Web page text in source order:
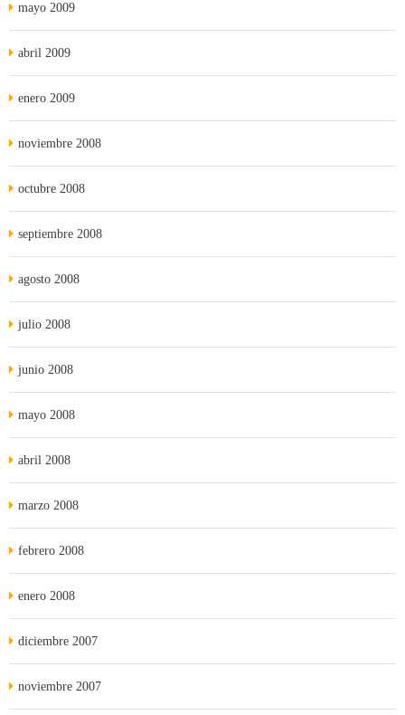
mayo 2009
abril 2009
enero 2009
noviembre 2008
octubre 2008
septiembre 2008
agosto 2008
julio 2008
junio 2008
mayo 2008
abril 2008
marzo 2008
febrero 2008
enero 2008
diciembre 2007
noviembre 2007